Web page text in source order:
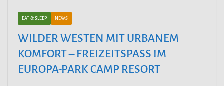
EAT & SLEEP NEWS
WILDER WESTEN MIT URBANEM
KOMFORT – FREIZEITSPASS IM E
UROPA-PARK CAMP RESORT